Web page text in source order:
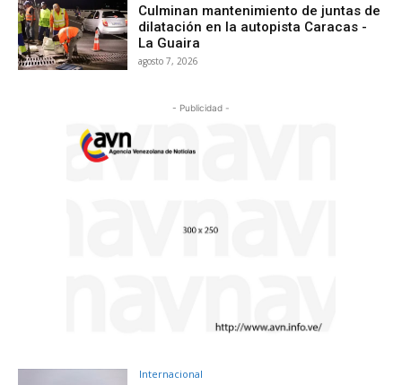
Culminan mantenimiento de juntas de
dilatación en la autopista Caracas -
La Guaira
agosto 7, 2026
- Publicidad -
Internacional